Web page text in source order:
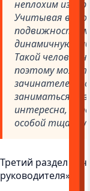
неплохим
Учитывая
подвижность,
динамичную
Такой человек
поэтому может
зачинателем
заниматься
интересна,
особой
Третий раздел
руководителя».